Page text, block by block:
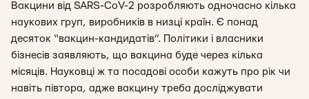
Вакцини від SARS-CoV-2 розробляють одночасно кілька
наукових груп, виробників в низці країн. Є понад
десяток “вакцин-кандидатів”. Політики і власники
бізнесів заявляють, що вакцина буде через кілька
місяців. Науковці ж та посадові особи кажуть про рік чи
навіть півтора, адже вакцину треба досліджувати